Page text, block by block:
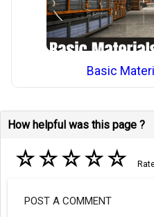
Basic
How helpful was this page ?
☆☆☆☆☆
POST A COMMENT